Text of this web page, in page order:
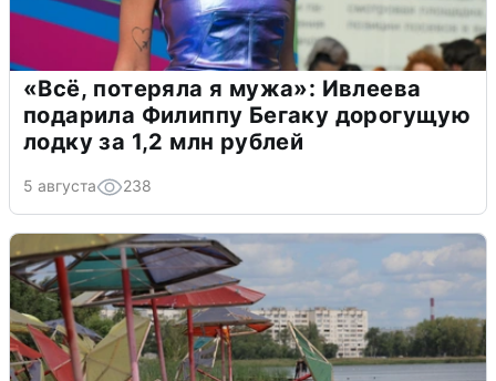
«Всё, потеряла я мужа»: Ивлеева
подарила Филиппу Бегаку дорогущую
лодку за 1,2 млн рублей
5 августа 238